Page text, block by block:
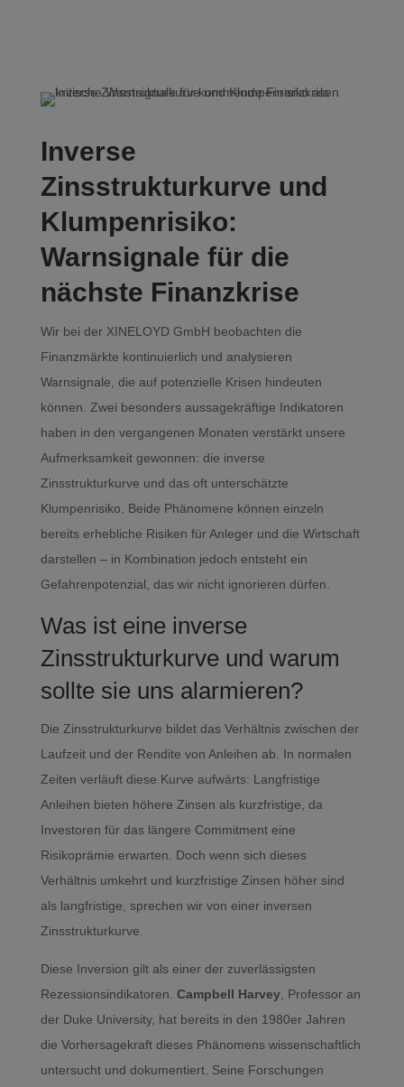
Inverse
Zinsstrukturkurve und
Klumpenrisiko:
Warnsignale für die
nächste Finanzkrise
Wir bei der XINELOYD GmbH beobachten die
Finanzmärkte kontinuierlich und analysieren
Warnsignale, die auf potenzielle Krisen hindeuten
können. Zwei besonders aussagekräftige Indikatoren
haben in den vergangenen Monaten verstärkt unsere
Aufmerksamkeit gewonnen: die inverse
Zinsstrukturkurve und das oft unterschätzte
Klumpenrisiko. Beide Phänomene können einzeln
bereits erhebliche Risiken für Anleger und die Wirtschaft
darstellen – in Kombination jedoch entsteht ein
Gefahrenpotenzial, das wir nicht ignorieren dürfen.
Was ist eine inverse
Zinsstrukturkurve und warum
sollte sie uns alarmieren?
Die Zinsstrukturkurve bildet das Verhältnis zwischen der
Laufzeit und der Rendite von Anleihen ab. In normalen
Zeiten verläuft diese Kurve aufwärts: Langfristige
Anleihen bieten höhere Zinsen als kurzfristige, da
Investoren für das längere Commitment eine
Risikoprämie erwarten. Doch wenn sich dieses
Verhältnis umkehrt und kurzfristige Zinsen höher sind
als langfristige, sprechen wir von einer inversen
Zinsstrukturkurve.
Diese Inversion gilt als einer der zuverlässigsten
Rezessionsindikatoren. Campbell Harvey, Professor an
der Duke University, hat bereits in den 1980er Jahren
die Vorhersagekraft dieses Phänomens wissenschaftlich
untersucht und dokumentiert. Seine Forschungen